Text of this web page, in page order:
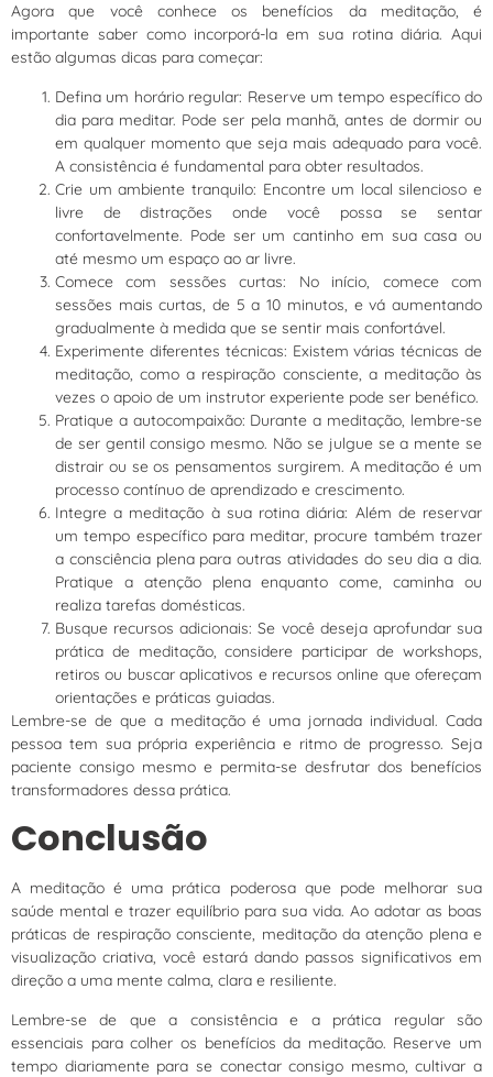
Agora que você conhece os benefícios da meditação, é
importante saber como incorporá-la em sua rotina diária. Aqui
estão algumas dicas para começar:
Defina um horário regular: Reserve um tempo específico do
dia para meditar. Pode ser pela manhã, antes de dormir ou
em qualquer momento que seja mais adequado para você.
A consistência é fundamental para obter resultados.
Crie um ambiente tranquilo: Encontre um local silencioso e
livre de distrações onde você possa se sentar
confortavelmente. Pode ser um cantinho em sua casa ou
até mesmo um espaço ao ar livre.
Comece com sessões curtas: No início, comece com
sessões mais curtas, de 5 a 10 minutos, e vá aumentando
gradualmente à medida que se sentir mais confortável.
Experimente diferentes técnicas: Existem várias técnicas de
meditação, como a respiração consciente, a meditação às
vezes o apoio de um instrutor experiente pode ser benéfico.
Pratique a autocompaixão: Durante a meditação, lembre-se
de ser gentil consigo mesmo. Não se julgue se a mente se
distrair ou se os pensamentos surgirem. A meditação é um
processo contínuo de aprendizado e crescimento.
Integre a meditação à sua rotina diária: Além de reservar
um tempo específico para meditar, procure também trazer
a consciência plena para outras atividades do seu dia a dia.
Pratique a atenção plena enquanto come, caminha ou
realiza tarefas domésticas.
Busque recursos adicionais: Se você deseja aprofundar sua
prática de meditação, considere participar de workshops,
retiros ou buscar aplicativos e recursos online que ofereçam
orientações e práticas guiadas.
Lembre-se de que a meditação é uma jornada individual. Cada
pessoa tem sua própria experiência e ritmo de progresso. Seja
paciente consigo mesmo e permita-se desfrutar dos benefícios
transformadores dessa prática.
Conclusão
A meditação é uma prática poderosa que pode melhorar sua
saúde mental e trazer equilíbrio para sua vida. Ao adotar as boas
práticas de respiração consciente, meditação da atenção plena e
visualização criativa, você estará dando passos significativos em
direção a uma mente calma, clara e resiliente.
Lembre-se de que a consistência e a prática regular são
essenciais para colher os benefícios da meditação. Reserve um
tempo diariamente para se conectar consigo mesmo, cultivar a